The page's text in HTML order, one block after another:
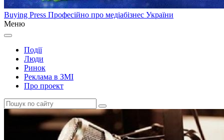
Buying Press Професійно про медіабізнес України
Меню
Події
Люди
Ринок
Реклама в ЗМІ
Про проект